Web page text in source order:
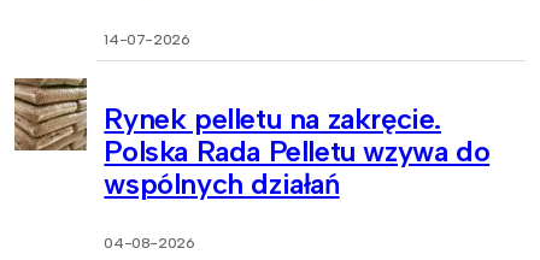
14-07-2026
Rynek pelletu na zakręcie.
Polska Rada Pelletu wzywa do
wspólnych działań
04-08-2026